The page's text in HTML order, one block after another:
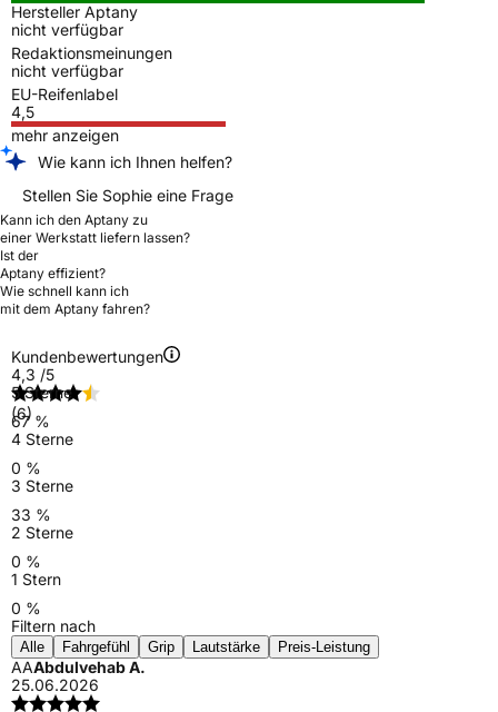
Hersteller Aptany
nicht verfügbar
Redaktionsmeinungen
nicht verfügbar
EU-Reifenlabel
4,5
mehr anzeigen
Wie kann ich Ihnen helfen?
Stellen Sie Sophie eine Frage
Kann ich den Aptany zu
einer Werkstatt liefern lassen?
Ist der
Aptany effizient?
Wie schnell kann ich
mit dem Aptany fahren?
Kundenbewertungen
4,3 /5
(6)
5 Sterne
67 %
4 Sterne
0 %
3 Sterne
33 %
2 Sterne
0 %
1 Stern
0 %
Filtern nach
Alle Fahrgefühl Grip Lautstärke Preis-Leistung
AAAbdulvehab A.
25.06.2026